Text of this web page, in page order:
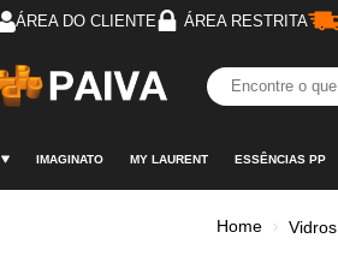
ÁREA DO CLIENTE ÁREA RESTRITA
IMAGINATO MY LAURENT ESSÊNCIAS PP
Home Vidros